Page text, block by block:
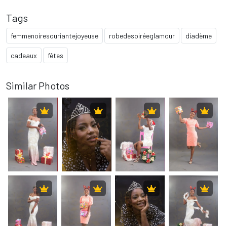
Tags
femmenoiresouriantejoyeuse robedesoiréeglamour diadème
cadeaux fêtes
Similar Photos